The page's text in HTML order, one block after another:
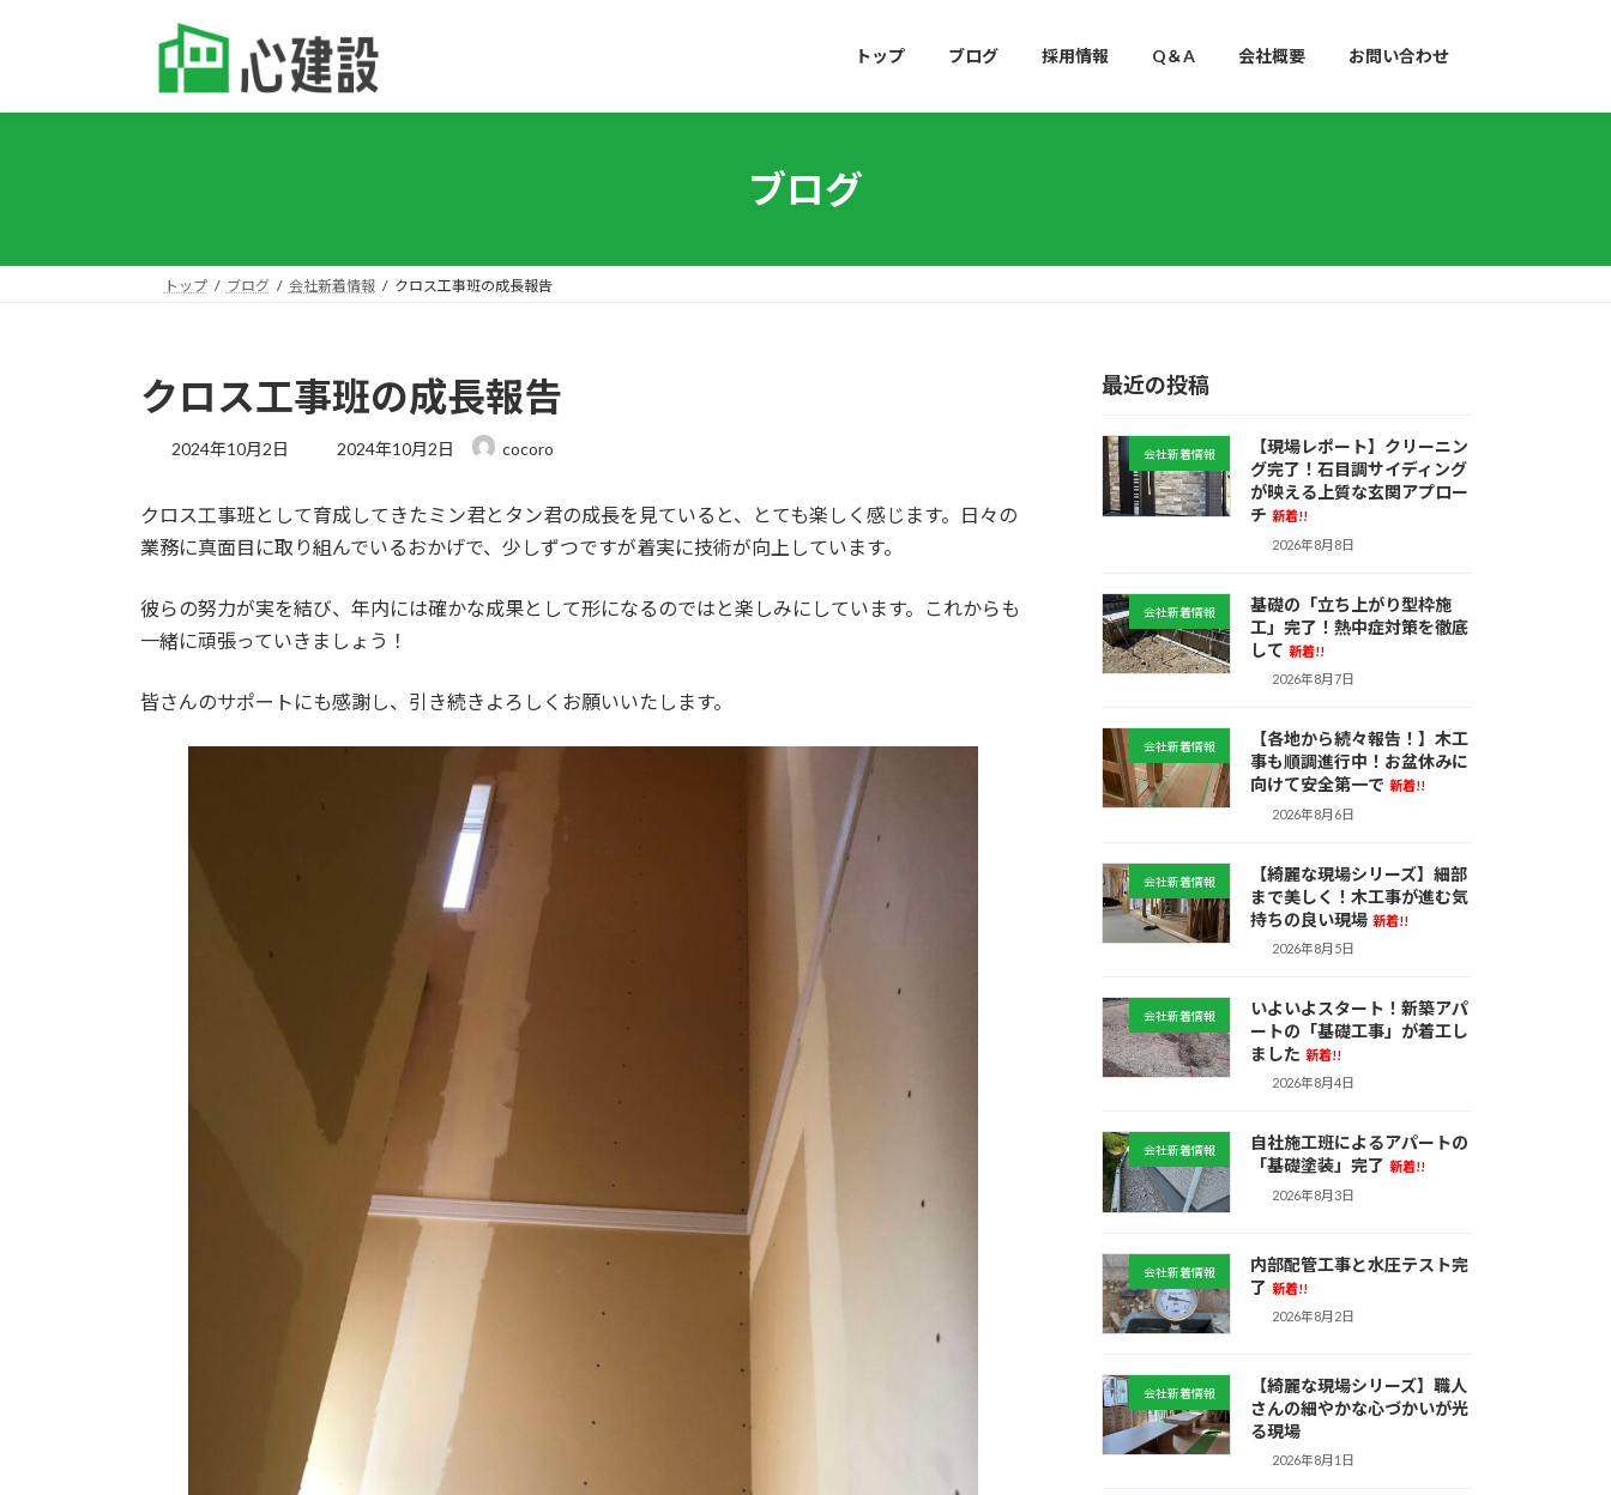
プ
動
トップ ブログ 採用情報 Q＆A 会社概要 お問い合わせ
ブログ
トップ ブログ 会社新着情報 クロス工事班の成長報告
クロス工事班の成長報告
2024年10月2日
最
新
日
2024年10月2日 cocoro
クロス工事班として育成してきたミン君とタン君の成長を見ていると、とても楽しく感じます。日々の
業務に真面目に取り組んでいるおかげで、少しずつですが着実に技術が向上しています。
彼らの努力が実を結び、年内には確かな成果として形になるのではと楽しみにしています。これからも
一緒に頑張っていきましょう！
皆さんのサポートにも感謝し、引き続きよろしくお願いいたします。
最近の投稿
会社新着情報
【現場レポート】クリーニン
グ完了！石目調サイディング
が映える上質な玄関アプロー
チ 新着!!
2026年8月8日
会社新着情報
基礎の「立ち上がり型枠施
工」完了！熱中症対策を徹底
して 新着!!
2026年8月7日
会社新着情報
【各地から続々報告！】木工
事も順調進行中！お盆休みに
向けて安全第一で 新着!!
2026年8月6日
会社新着情報
【綺麗な現場シリーズ】細部
まで美しく！木工事が進む気
持ちの良い現場 新着!!
2026年8月5日
会社新着情報
いよいよスタート！新築アパ
ートの「基礎工事」が着工し
ました 新着!!
2026年8月4日
会社新着情報
自社施工班によるアパートの
「基礎塗装」完了 新着!!
2026年8月3日
会社新着情報
内部配管工事と水圧テスト完
了 新着!!
2026年8月2日
会社新着情報
【綺麗な現場シリーズ】職人
さんの細やかな心づかいが光
る現場
2026年8月1日